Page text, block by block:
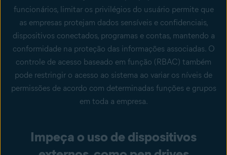
funcionários, limitar os privilégios do usuário permite que
as empresas protejam dados sensíveis e confidenciais,
dispositivos conectados, programas e contas, mantendo a
conformidade na proteção das informações associadas. O
controle de acesso baseado em função (RBAC) também
pode restringir o acesso ao sistema ao variar os níveis de
permissões de acordo com determinadas funções e grupos
em toda a empresa.
Impeça o uso de dispositivos